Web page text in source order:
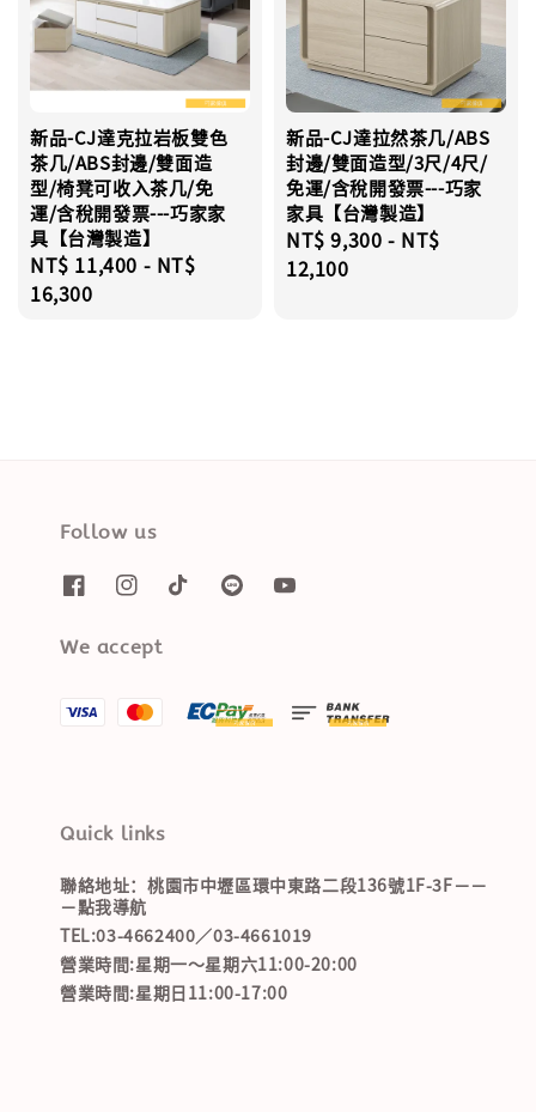
新品-CJ達克拉岩板雙色
茶几/ABS封邊/雙面造
型/椅凳可收入茶几/免
運/含稅開發票---巧家家
具【台灣製造】
Regular
price
NT$ 11,400 - NT$
16,300
新品-CJ達拉然茶几/ABS
封邊/雙面造型/3尺/4尺/
免運/含稅開發票---巧家
家具【台灣製造】
Regular
price
NT$ 9,300 - NT$
12,100
Follow us
We accept
Quick links
聯絡地址：桃園市中壢區環中東路二段136號1F-3F－－
－點我導航
TEL:03-4662400／03-4661019
營業時間:星期一～星期六11:00-20:00
營業時間:星期日11:00-17:00